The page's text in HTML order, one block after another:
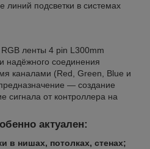
линий подсветки в системах
ленты 4 pin L300mm
надёжного соединения
каналами (Red, Green, Blue и
— создание
сигнала от контроллера на
актуален:
в нишах, потолках, стенах;